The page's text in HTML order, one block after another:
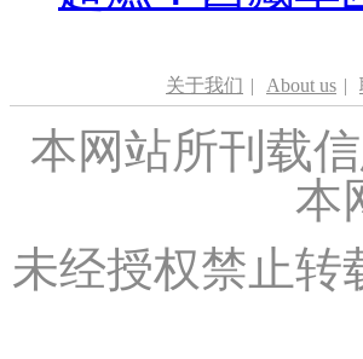
关于我们 | About us |
本网站所刊载
本
未经授权禁止转